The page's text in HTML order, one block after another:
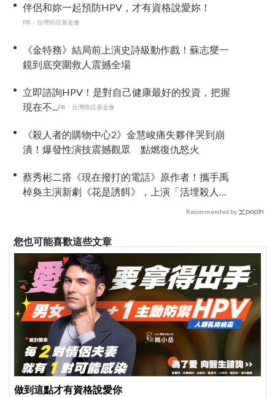
伴侶和妳一起預防HPV，才有資格說愛妳！
PR・台灣癌症基金會
《金特務》結局前上演史詩級動作戲！蘇志燮一
鏡到底突圍救人震撼全場
立即諮詢HPV！是對自己健康最好的投資，把握
現在不...
PR・台灣癌症基金會
《殺人者的購物中心2》金慧峻痛失夥伴哭到崩
潰！爆發性演技震撼觀眾 點燃復仇怒火
蔡秀彬二搭《現在撥打的電話》原作者！攜手禹
棹奐主演新劇《花是誘餌》，上演「活埋殺人
Recommended by
您也可能喜歡這些文章
做到這點才有資格說愛你